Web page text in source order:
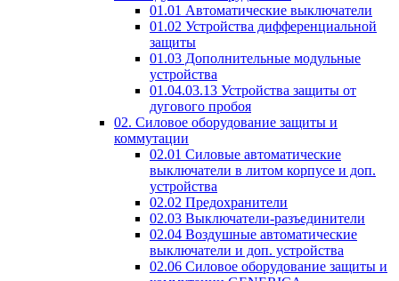
01.01 Автоматические выключатели
01.02 Устройства дифференциальной
защиты
01.03 Дополнительные модульные
устройства
01.04.03.13 Устройства защиты от
дугового пробоя
02. Силовое оборудование защиты и
коммутации
02.01 Силовые автоматические
выключатели в литом корпусе и доп.
устройства
02.02 Предохранители
02.03 Выключатели-разъединители
02.04 Воздушные автоматические
выключатели и доп. устройства
02.06 Силовое оборудование защиты и